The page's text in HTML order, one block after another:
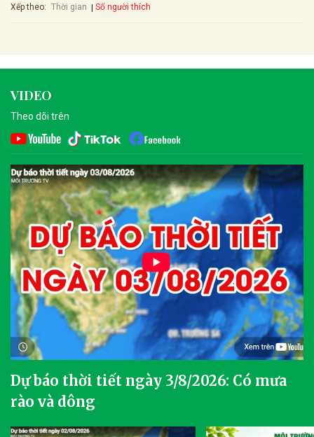
Xếp theo: Thời gian Số người thích
VIDEO
Theo dõi trên
Dự báo thời tiết ngày 3/8/2026: Có mưa
rào và dông